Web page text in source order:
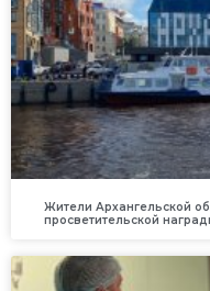
Жители Архангельской
просветительской